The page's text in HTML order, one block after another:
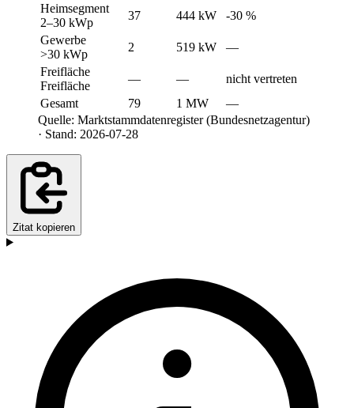
Heimsegment
2–30 kWp
37 444 kW
-30 %
Gewerbe
>30 kWp
2 519 kW
—
Freifläche
Freifläche
— —
nicht vertreten
Gesamt
79 1 MW
—
Quelle: Marktstammdatenregister (Bundesnetzagentur)
· Stand: 2026-07-28
Zitat kopieren